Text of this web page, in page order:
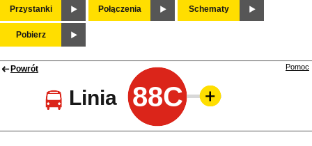
Przystanki Połączenia Schematy
Pobierz
Powrót
Linia 88C
Pomoc